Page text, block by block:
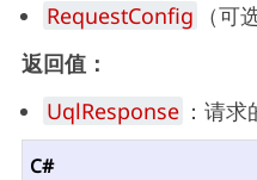
RequestConfig
（可
返回值：
UqlResponse ：请求
C#